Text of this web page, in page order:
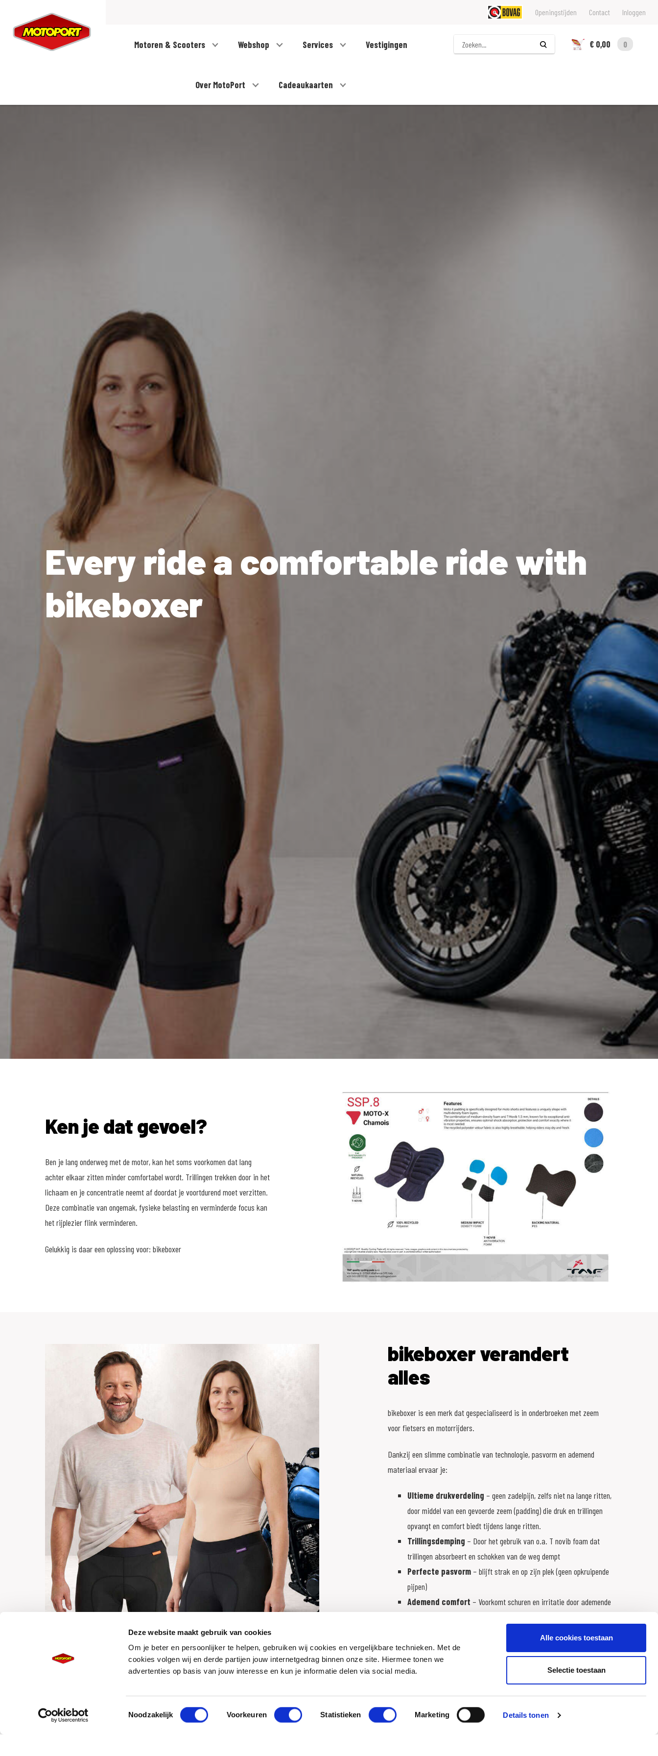
Deze website maakt gebruik van cookies
Om je beter en persoonlijker te helpen, gebruiken wij cookies en vergelijkbare technieken. Met de
cookies volgen wij en derde partijen jouw internetgedrag binnen onze site. Hiermee tonen we
advertenties op basis van jouw interesse en kun je informatie delen via social media.
Toestemmingsselectie
Noodzakelijk Voorkeuren Statistieken Marketing Details tonen
Alle cookies toestaan
Selectie toestaan
Openingstijden Contact Inloggen
Motoren & Scooters Webshop Services Vestigingen
Over MotoPort Cadeaukaarten
Zoeken
€ 0,00
0
Every ride a comfortable ride with
bikeboxer
Ken je dat gevoel?
Ben je lang onderweg met de motor, kan het soms voorkomen dat lang
achter elkaar zitten minder comfortabel wordt. Trillingen trekken door in het
lichaam en je concentratie neemt af doordat je voortdurend moet verzitten.
Deze combinatie van ongemak, fysieke belasting en verminderde focus kan
het rijplezier flink verminderen.
Gelukkig is daar een oplossing voor: bikeboxer
bikeboxer verandert
alles
bikeboxer is een merk dat gespecialiseerd is in onderbroeken met zeem
voor fietsers en motorrijders.
Dankzij een slimme combinatie van technologie, pasvorm en ademend
materiaal ervaar je:
Ultieme drukverdeling – geen zadelpijn, zelfs niet na lange ritten,
door middel van een gevoerde zeem (padding) die druk en trillingen
opvangt en comfort biedt tijdens lange ritten.
Trillingsdemping – Door het gebruik van o.a. T novib foam dat
trillingen absorbeert en schokken van de weg dempt
Perfecte pasvorm – blijft strak en op zijn plek (geen opkruipende
pijpen)
Ademend comfort – Voorkomt schuren en irritatie door ademende
Dit is geen gewone onderbroek. Dit is jouw geheime upgrade op de motor.